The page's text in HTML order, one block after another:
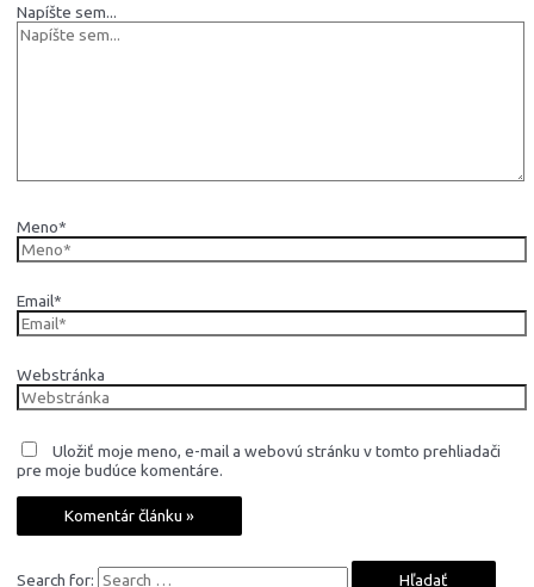
Napíšte sem...
Meno*
Email*
Webstránka
Uložiť moje meno, e-mail a webovú stránku v tomto prehliadači
pre moje budúce komentáre.
Search for: